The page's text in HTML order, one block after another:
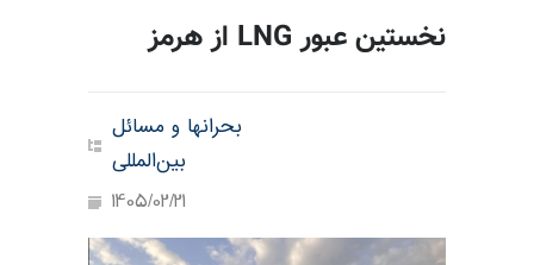
نخستین عبور LNG از هرمز
بحرانها و مسائل
بین‌المللی
1405/02/21